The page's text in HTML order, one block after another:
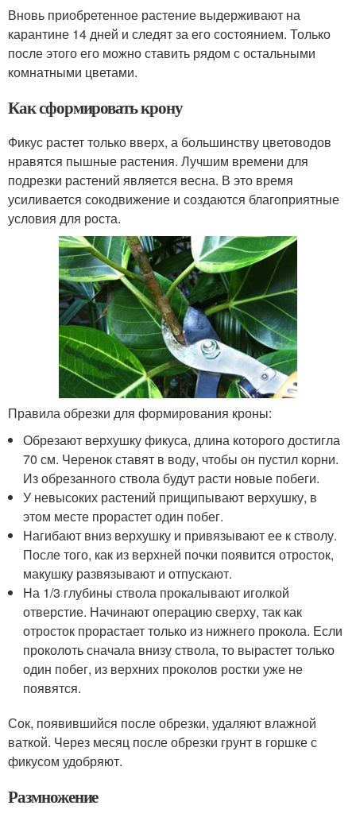
Вновь приобретенное растение выдерживают на
карантине 14 дней и следят за его состоянием. Только
после этого его можно ставить рядом с остальными
комнатными цветами.
Как сформировать крону
Фикус растет только вверх, а большинству цветоводов
нравятся пышные растения. Лучшим времени для
подрезки растений является весна. В это время
усиливается сокодвижение и создаются благоприятные
условия для роста.
Правила обрезки для формирования кроны:
Обрезают верхушку фикуса, длина которого достигла
70 см. Черенок ставят в воду, чтобы он пустил корни.
Из обрезанного ствола будут расти новые побеги.
У невысоких растений прищипывают верхушку, в
этом месте прорастет один побег.
Нагибают вниз верхушку и привязывают ее к стволу.
После того, как из верхней почки появится отросток,
макушку развязывают и отпускают.
На 1/3 глубины ствола прокалывают иголкой
отверстие. Начинают операцию сверху, так как
отросток прорастает только из нижнего прокола. Если
проколоть сначала внизу ствола, то вырастет только
один побег, из верхних проколов ростки уже не
появятся.
Сок, появившийся после обрезки, удаляют влажной
ваткой. Через месяц после обрезки грунт в горшке с
фикусом удобряют.
Размножение